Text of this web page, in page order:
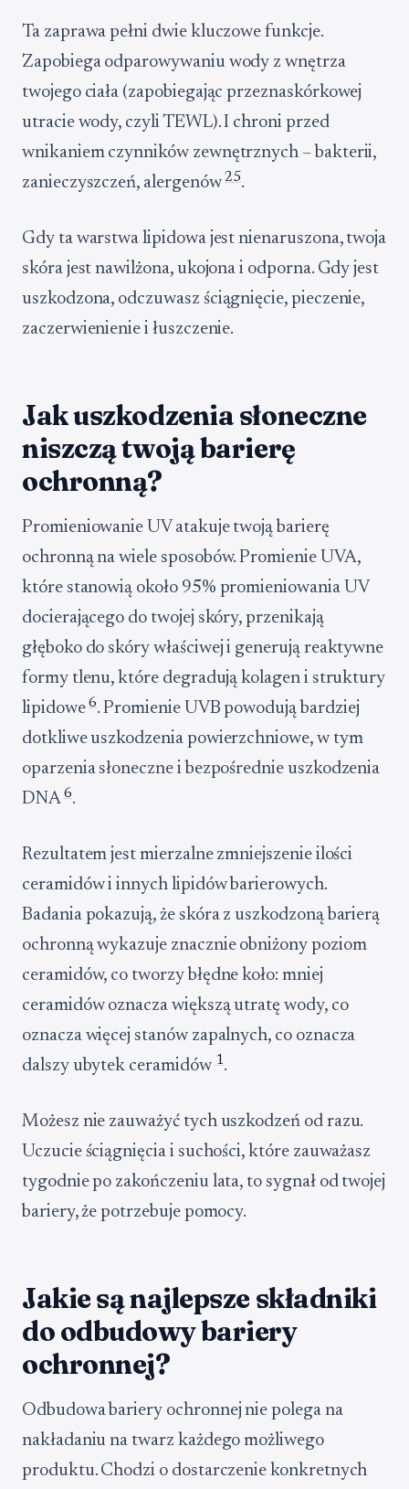
Ta zaprawa pełni dwie kluczowe funkcje.
Zapobiega odparowywaniu wody z wnętrza
twojego ciała (zapobiegając przeznaskórkowej
utracie wody, czyli TEWL). I chroni przed
wnikaniem czynników zewnętrznych – bakterii,
zanieczyszczeń, alergenów25.
Gdy ta warstwa lipidowa jest nienaruszona, twoja
skóra jest nawilżona, ukojona i odporna. Gdy jest
uszkodzona, odczuwasz ściągnięcie, pieczenie,
zaczerwienienie i łuszczenie.
Jak uszkodzenia słoneczne
niszczą twoją barierę
ochronną?
Promieniowanie UV atakuje twoją barierę
ochronną na wiele sposobów. Promienie UVA,
które stanowią około 95% promieniowania UV
docierającego do twojej skóry, przenikają
głęboko do skóry właściwej i generują reaktywne
formy tlenu, które degradują kolagen i struktury
lipidowe6. Promienie UVB powodują bardziej
dotkliwe uszkodzenia powierzchniowe, w tym
oparzenia słoneczne i bezpośrednie uszkodzenia
DNA 6.
Rezultatem jest mierzalne zmniejszenie ilości
ceramidów i innych lipidów barierowych.
Badania pokazują, że skóra z uszkodzoną barierą
ochronną wykazuje znacznie obniżony poziom
ceramidów, co tworzy błędne koło: mniej
ceramidów oznacza większą utratę wody, co
oznacza więcej stanów zapalnych, co oznacza
dalszy ubytek ceramidów 1.
Możesz nie zauważyć tych uszkodzeń od razu.
Uczucie ściągnięcia i suchości, które zauważasz
tygodnie po zakończeniu lata, to sygnał od twojej
bariery, że potrzebuje pomocy.
Jakie są najlepsze składniki
do odbudowy bariery
ochronnej?
Odbudowa bariery ochronnej nie polega na
nakładaniu na twarz każdego możliwego
produktu. Chodzi o dostarczenie konkretnych